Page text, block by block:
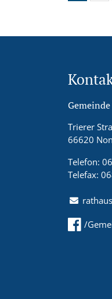
Trierer
66620
Telefon:
Telefax:
/